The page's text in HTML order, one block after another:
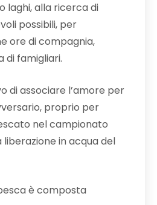
laghi, alla ricerca di
possibili, per
ore di compagnia,
di famigliari.
di associare l’amore per
proprio per
nel campionato
in acqua del
è composta